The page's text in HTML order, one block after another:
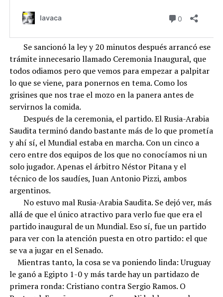
Se sancionó la ley y 20 minutos después arrancó ese
trámite innecesario llamado Ceremonia Inaugural, que
todos odiamos pero que vemos para empezar a palpitar
lo que se viene, para ponernos en tema. Como los
grisines que nos trae el mozo en la panera antes de
servirnos la comida.
Después de la ceremonia, el partido. El Rusia-Arabia
Saudita terminó dando bastante más de lo que prometía
y ahí sí, el Mundial estaba en marcha. Con un cinco a
cero entre dos equipos de los que no conocíamos ni un
solo jugador. Apenas el árbitro Néstor Pitana y el
técnico de los saudíes, Juan Antonio Pizzi, ambos
argentinos.
No estuvo mal Rusia-Arabia Saudita. Se dejó ver, más
allá de que el único atractivo para verlo fue que era el
partido inaugural de un Mundial. Eso sí, fue un partido
para ver con la atención puesta en otro partido: el que
se va a jugar en el Senado.
Mientras tanto, la cosa se va poniendo linda: Uruguay
le ganó a Egipto 1-0 y más tarde hay un partidazo de
primera ronda: Cristiano contra Sergio Ramos. O